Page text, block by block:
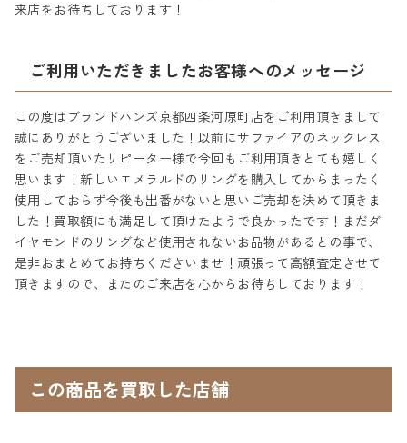
来店をお待ちしております！
ご利用いただきましたお客様へのメッセージ
この度はブランドハンズ京都四条河原町店をご利用頂きまして
誠にありがとうございました！以前にサファイアのネックレス
をご売却頂いたリピーター様で今回もご利用頂きとても嬉しく
思います！新しいエメラルドのリングを購入してからまったく
使用しておらず今後も出番がないと思いご売却を決めて頂きま
した！買取額にも満足して頂けたようで良かったです！まだダ
イヤモンドのリングなど使用されないお品物があるとの事で、
是非おまとめてお持ちくださいませ！頑張って高額査定させて
頂きますので、またのご来店を心からお待ちしております！
この商品を買取した店舗